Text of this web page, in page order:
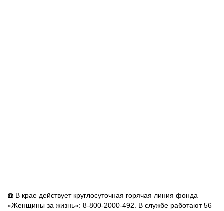
☎️ В крае действует круглосуточная горячая линия фонда
«Женщины за жизнь»: 8-800-2000-492. В службе работают 56